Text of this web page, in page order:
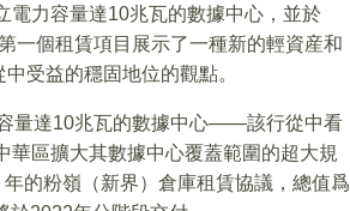
電力容量達10兆瓦的數據中心，並於
一個租賃項目展示了一種新的輕資産和
受益的穩固地位的觀點。
量達10兆瓦的數據中心——該行從中看
區擴大其數據中心覆蓋範圍的超大規
的粉嶺（新界）倉庫租賃協議，總值爲